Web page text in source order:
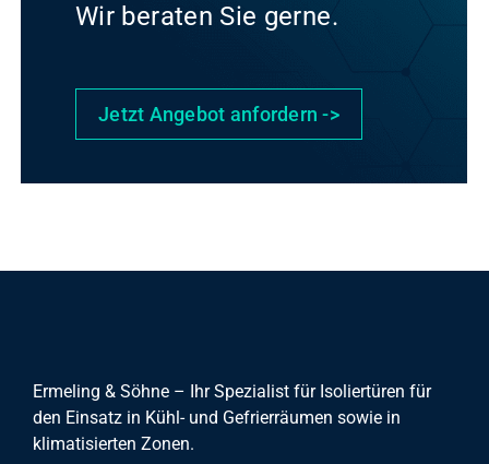
Wir beraten Sie gerne.
Jetzt Angebot anfordern ->
Ermeling & Söhne – Ihr Spezialist für Isoliertüren für
den Einsatz in Kühl- und Gefrierräumen sowie in
klimatisierten Zonen.